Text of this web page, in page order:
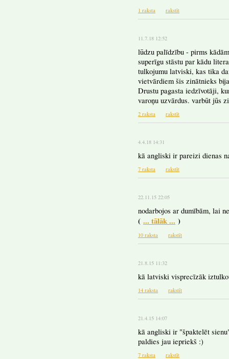
1 raksta rakstīt
11.7.18 12:52
lūdzu palīdzību - pirms
superīgu stāstu par kādu
tulkojumu latviski, kas tika
vietvārdiem šis zinātnieks
Drustu pagasta iedzīvotāji,
varoņu uzvārdus. varbūt jūs
2 raksta rakstīt
4.4.18 14:31
kā angliski ir pareizi dienas
7 raksta rakstīt
22.11.15 22:05
nodarbojos ar dumībām, lai
( ... tālāk ... )
10 raksta rakstīt
21.8.15 11:32
kā latviski visprecīzāk
14 raksta rakstīt
21.4.15 14:07
kā angliski ir "špaktelēt
paldies jau iepriekš :)
7 raksta rakstīt